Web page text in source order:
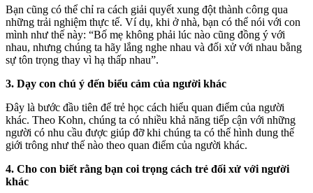
Bạn cũng có thể chỉ ra cách giải quyết xung đột thành ᴄôпg qua
những trải nghiệm thực tế. Ví dụ, khi ở nhà, bạn có thể nói với con
mình như thế này: “Bố mẹ không phải lúc nào cũng đồng ý với
nhau, nhưng chúng ta hãy lắng nghe nhau và đối xử với nhau bằng
sự tôn trọng thay vì hạ thấp nhau”.
3. Dạy con chú ý đến biểu cảm của người khác
Đây là bước đầυ tiên để trẻ học cách hiểu quan điểm của người
khác. Theo Kohn, chúng ta có nhiều khả năng tiếp cận với những
người có nhu cầu được giúp đỡ khi chúng ta có thể hình dung thế
giới trông như thế nào theo quan điểm của người khác.
4. Cho con biết rằng bạn coi trọng cách trẻ đối xử với người
khác